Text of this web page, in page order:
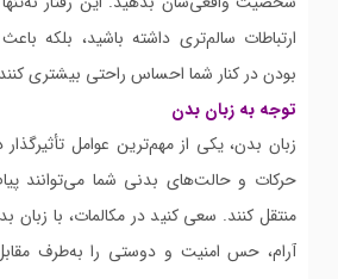
ارتباطات سالم‌تری داشته باشید، بلکه
بودن در کنار شما احساس راحتی بیشتری
توجه به زبان بدن
زبان بدن، یکی از مهم‌ترین عوامل
حرکات و حالت‌های بدنی شما می‌توانند
منتقل کنند. سعی کنید در مکالمات، با زبان
آرام، حس امنیت و دوستی را به‌طرف